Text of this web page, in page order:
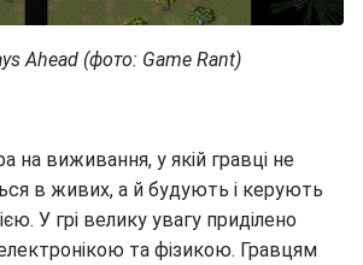
Ahead (фото: Game Rant)
на виживання, у якій гравці не
в живих, а й будують і керують
У грі велику увагу приділено
та фізикою. Гравцям